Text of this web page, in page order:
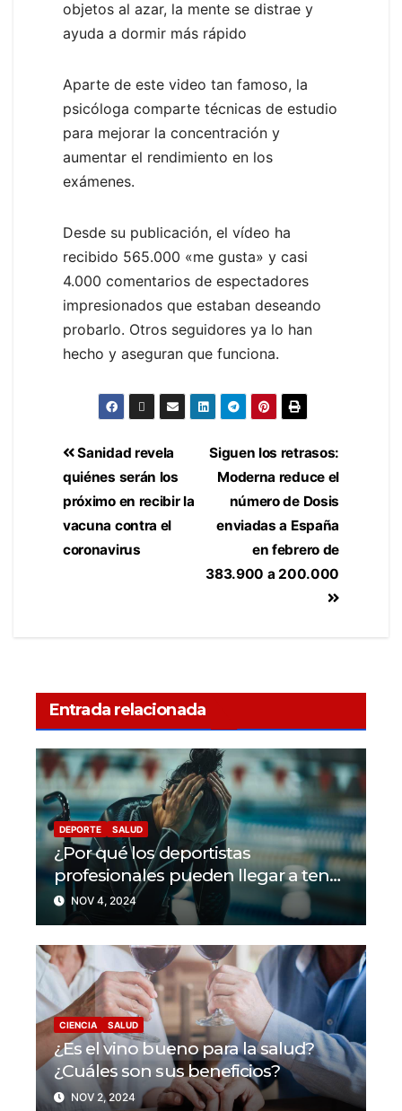
objetos al azar, la mente se distrae y
ayuda a dormir más rápido
Aparte de este video tan famoso, la
psicóloga comparte técnicas de estudio
para mejorar la concentración y
aumentar el rendimiento en los
exámenes.
Desde su publicación, el vídeo ha
recibido 565.000 «me gusta» y casi
4.000 comentarios de espectadores
impresionados que estaban deseando
probarlo. Otros seguidores ya lo han
hecho y aseguran que funciona.
Siguen los retrasos:
Moderna reduce el
número de Dosis
enviadas a España
en febrero de
383.900 a 200.000
Sanidad revela
quiénes serán los
próximo en recibir la
vacuna contra el
coronavirus
Entrada relacionada
DEPORTE SALUD
¿Por qué los deportistas
profesionales pueden llegar a tener
problemas con su salud mental?
NOV 4, 2024
CIENCIA SALUD
¿Es el vino bueno para la salud?
¿Cuáles son sus beneficios?
NOV 2, 2024